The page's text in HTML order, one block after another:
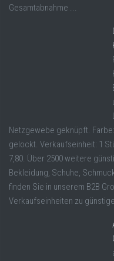
Gesamtabnahme ...
Netzgewebe geknüpft.
gelockt. Verkaufseinheit: 1
7,80. Über 2500 weitere
Bekleidung, Schuhe,
finden Sie in unserem B2B
Verkaufseinheiten zu